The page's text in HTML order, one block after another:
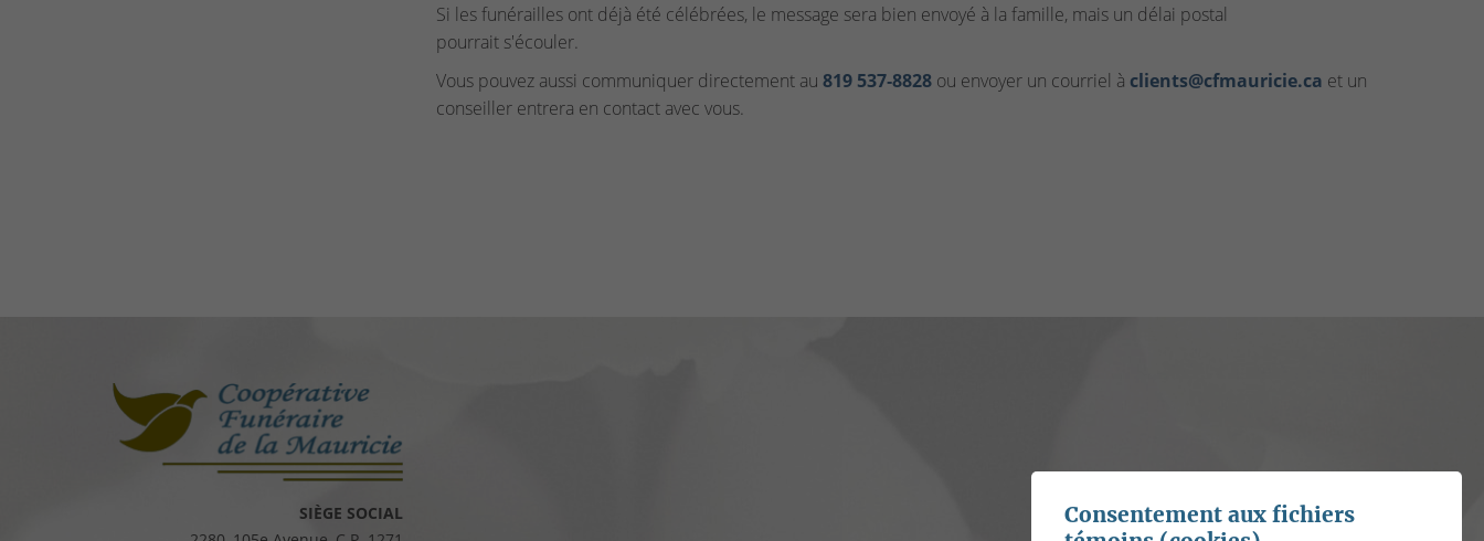
Si les funérailles ont déjà été célébrées, le message sera bien envoyé à la famille, mais un délai postal
pourrait s'écouler.
Vous pouvez aussi communiquer directement au 819 537‑8828ou envoyer un courriel à clients@cfmauricie.ca et un
conseiller entrera en contact avec vous.
SIÈGE SOCIAL
Consentement aux fichiers